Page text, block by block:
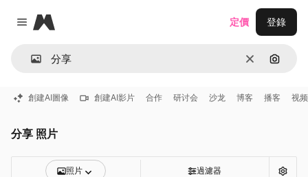
Close menu
Magnific
清除 通過圖
定價 登錄
創建AI圖像 創建AI影片 合作 研讨会 沙龙 博客 播客 视频
分享 照片
照片 過濾器